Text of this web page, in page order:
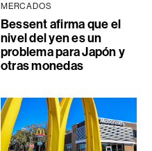
MERCADOS
Bessent afirma que el
nivel del yen es un
problema para Japón y
otras monedas